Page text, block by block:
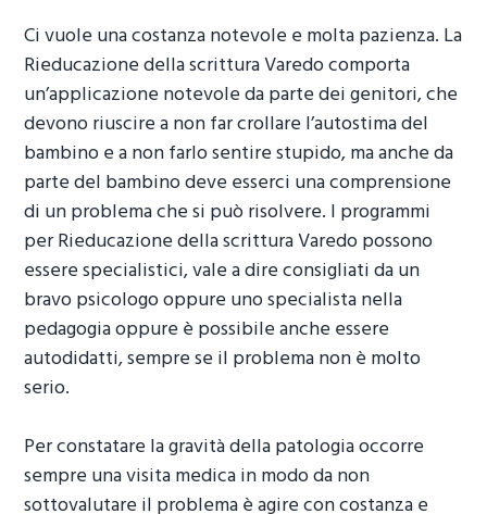
Ci vuole una costanza notevole e molta pazienza. La
Rieducazione della scrittura Varedocomporta
un’applicazione notevole da parte dei genitori, che
devono riuscire a non far crollare l’autostima del
bambino e a non farlo sentire stupido, ma anche da
parte del bambino deve esserci una comprensione
di un problema che si può risolvere. I programmi
perRieducazione della scrittura Varedopossono
essere specialistici, vale a dire consigliati da un
bravo psicologo oppure uno specialista nella
pedagogia oppure è possibile anche essere
autodidatti, sempre se il problema non è molto
serio.
Per constatare la gravità della patologia occorre
sempre una visita medica in modo da non
sottovalutare il problema è agire con costanza e